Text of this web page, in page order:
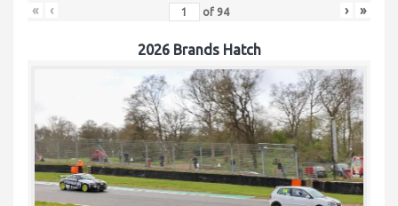
« ‹ of 94 › »
2026 Brands Hatch